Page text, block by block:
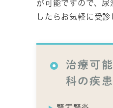
が可能ですので、尿
したらお気軽に受診
治療可
科の疾患